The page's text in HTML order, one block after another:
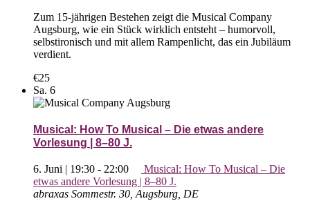
Zum 15-jährigen Bestehen zeigt die Musical Company
Augsburg, wie ein Stück wirklich entsteht – humorvoll,
selbstironisch und mit allem Rampenlicht, das ein Jubiläum
verdient.
€25
Sa. 6
Musical: How To Musical – Die etwas andere
Vorlesung | 8–80 J.
6. Juni | 19:30 - 22:00
Musical: How To Musical – Die
etwas andere Vorlesung | 8–80 J.
abraxas Sommestr. 30, Augsburg, DE